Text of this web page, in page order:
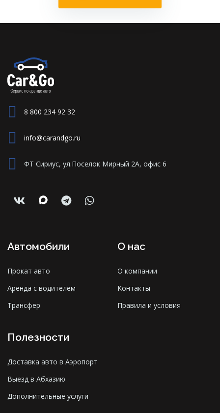
8 800 234 92 32
info@carandgo.ru
ФТ Сириус, ул.Поселок Мирный 2А, офис 6
Автомобили
Прокат авто
Аренда с водителем
Трансфер
О нас
О компании
Контакты
Правила и условия
Полезности
Доставка авто в Аэропорт
Выезд в Абхазию
Дополнительные услуги